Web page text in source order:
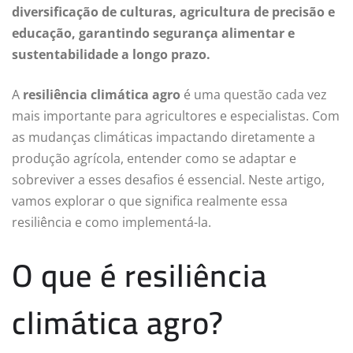
diversificação de culturas, agricultura de precisão e
educação, garantindo segurança alimentar e
sustentabilidade a longo prazo.
A resiliência climática agro é uma questão cada vez
mais importante para agricultores e especialistas. Com
as mudanças climáticas impactando diretamente a
produção agrícola, entender como se adaptar e
sobreviver a esses desafios é essencial. Neste artigo,
vamos explorar o que significa realmente essa
resiliência e como implementá-la.
O que é resiliência
climática agro?